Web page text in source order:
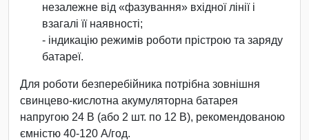
незалежне від «фазування» вхідної лінії і
взагалі її наявності;
- індикацію режимів роботи прістрою та заряду
батареї.
Для роботи безперебійника потрібна зовнішня
свинцево-кислотна акумуляторна батарея
напругою 24 В (або 2 шт. по 12 В), рекомендованою
ємністю 40-120 А/год.